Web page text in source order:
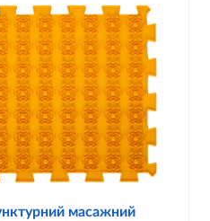
масажний